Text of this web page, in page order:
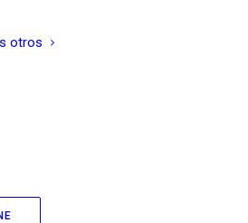
otros
a un homosexual con un